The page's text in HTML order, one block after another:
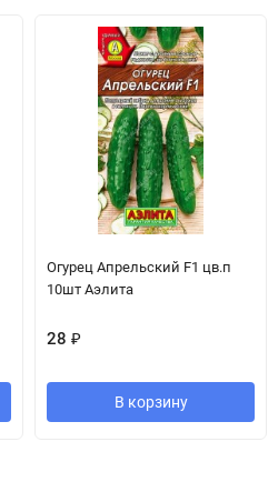
Огурец Апрельский F1 цв.п
10шт Аэлита
28 ₽
В корзину